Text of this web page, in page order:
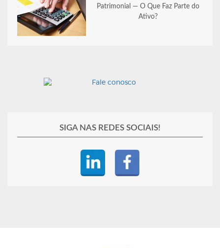
Patrimonial — O Que Faz Parte do
Ativo?
SIGA NAS REDES SOCIAIS!